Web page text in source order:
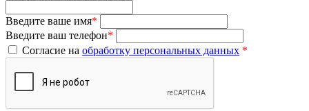
Введите ваше имя*
Введите ваш телефон*
Согласие на обработку персональных данных *